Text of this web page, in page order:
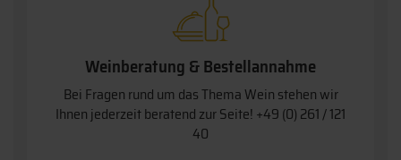
Weinberatung & Bestellannahme
Bei Fragen rund um das Thema Wein stehen wir
Ihnen jederzeit beratend zur Seite! +49 (0) 261 / 121
40